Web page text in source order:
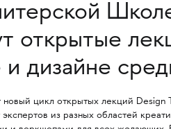
открытые
и дизайне
цикл открытых лекций Design
из разных областей